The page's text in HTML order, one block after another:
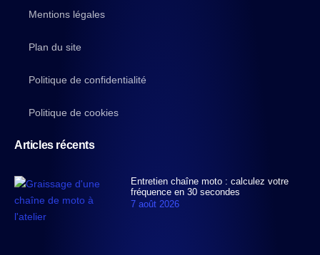
Mentions légales
Plan du site
Politique de confidentialité
Politique de cookies
Articles récents
Entretien chaîne moto : calculez votre
fréquence en 30 secondes
7 août 2026